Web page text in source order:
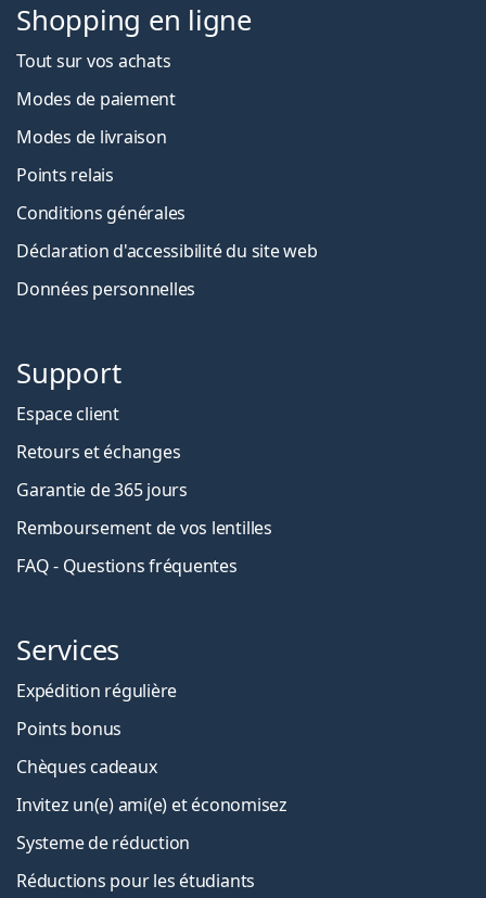
Shopping en ligne
Tout sur vos achats
Modes de paiement
Modes de livraison
Points relais
Conditions générales
Déclaration d'accessibilité du site web
Données personnelles
Support
Espace client
Retours et échanges
Garantie de 365 jours
Remboursement de vos lentilles
FAQ - Questions fréquentes
Services
Expédition régulière
Points bonus
Chèques cadeaux
Invitez un(e) ami(e) et économisez
Systeme de réduction
Réductions pour les étudiants